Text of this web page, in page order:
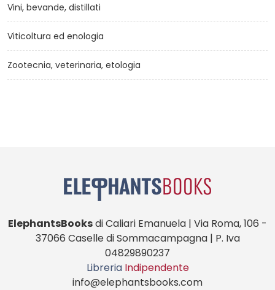
Vini, bevande, distillati
Viticoltura ed enologia
Zootecnia, veterinaria, etologia
ElephantsBooksdi Caliari Emanuela | Via Roma, 106 -
37066 Caselle di Sommacampagna | P. Iva
04829890237
Libreria Indipendente
info@elephantsbooks.com